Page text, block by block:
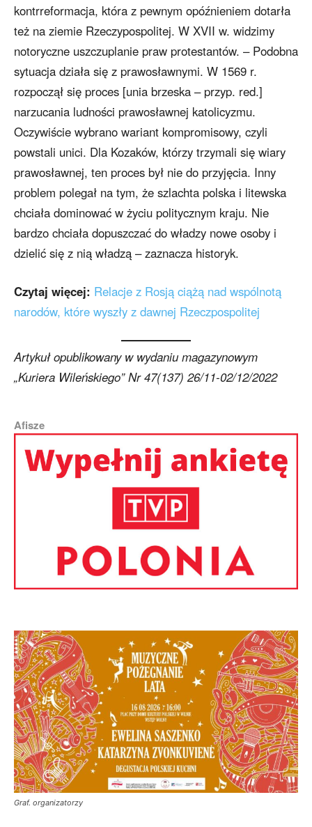
kontrreformacja, która z pewnym opóźnieniem dotarła
też na ziemie Rzeczypospolitej. W XVII w. widzimy
notoryczne uszczuplanie praw protestantów. – Podobna
sytuacja działa się z prawosławnymi. W 1569 r.
rozpoczął się proces [unia brzeska – przyp. red.]
narzucania ludności prawosławnej katolicyzmu.
Oczywiście wybrano wariant kompromisowy, czyli
powstali unici. Dla Kozaków, którzy trzymali się wiary
prawosławnej, ten proces był nie do przyjęcia. Inny
problem polegał na tym, że szlachta polska i litewska
chciała dominować w życiu politycznym kraju. Nie
bardzo chciała dopuszczać do władzy nowe osoby i
dzielić się z nią władzą – zaznacza historyk.
Czytaj więcej: Relacje z Rosją ciążą nad wspólnotą
narodów, które wyszły z dawnej Rzeczpospolitej
Artykuł opublikowany w wydaniu magazynowym
„Kuriera Wileńskiego” Nr 47(137) 26/11-02/12/2022
Afisze
Graf. organizatorzy